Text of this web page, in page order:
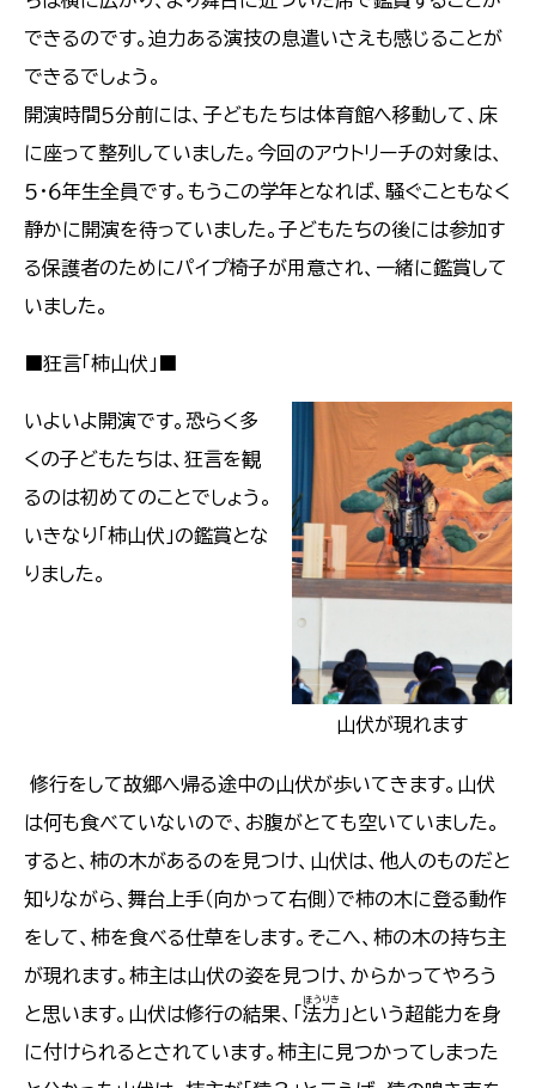
できるのです。迫力ある演技の息遣いさえも感じることが
できるでしょう。
開演時間５分前には、子どもたちは体育館へ移動して、床
に座って整列していました。今回のアウトリーチの対象は、
５・６年生全員です。もうこの学年となれば、騒ぐこともなく
静かに開演を待っていました。子どもたちの後には参加す
る保護者のためにパイプ椅子が用意され、一緒に鑑賞して
いました。
■狂言「柿山伏」■
山伏が現れます
いよいよ開演です。恐らく多
くの子どもたちは、狂言を観
るのは初めてのことでしょう。
いきなり「柿山伏」の鑑賞とな
りました。
修行をして故郷へ帰る途中の山伏が歩いてきます。山伏
は何も食べていないので、お腹がとても空いていました。
すると、柿の木があるのを見つけ、山伏は、他人のものだと
知りながら、舞台上手（向かって右側）で柿の木に登る動作
をして、柿を食べる仕草をします。そこへ、柿の木の持ち主
が現れます。柿主は山伏の姿を見つけ、からかってやろう
と思います。山伏は修行の結果、「法力
ほうりき
」という超能力を身
に付けられるとされています。柿主に見つかってしまった